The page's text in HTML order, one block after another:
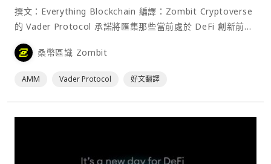
撰文：Everything Blockchain 編譯：Zombit Cryptoverse
的 Vader Protocol 承諾將匯集那些當前處於 DeFi 創新前沿
的革命性想法。但是，究竟 Vader Protocol 要做什麼？這些
「革命性的想法⋯
桑幣區識 Zombit
AMM Vader Protocol 好文翻譯